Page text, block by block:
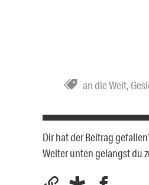
an die Welt,
Dir hat der Beitrag
Weiter unten gelangst du